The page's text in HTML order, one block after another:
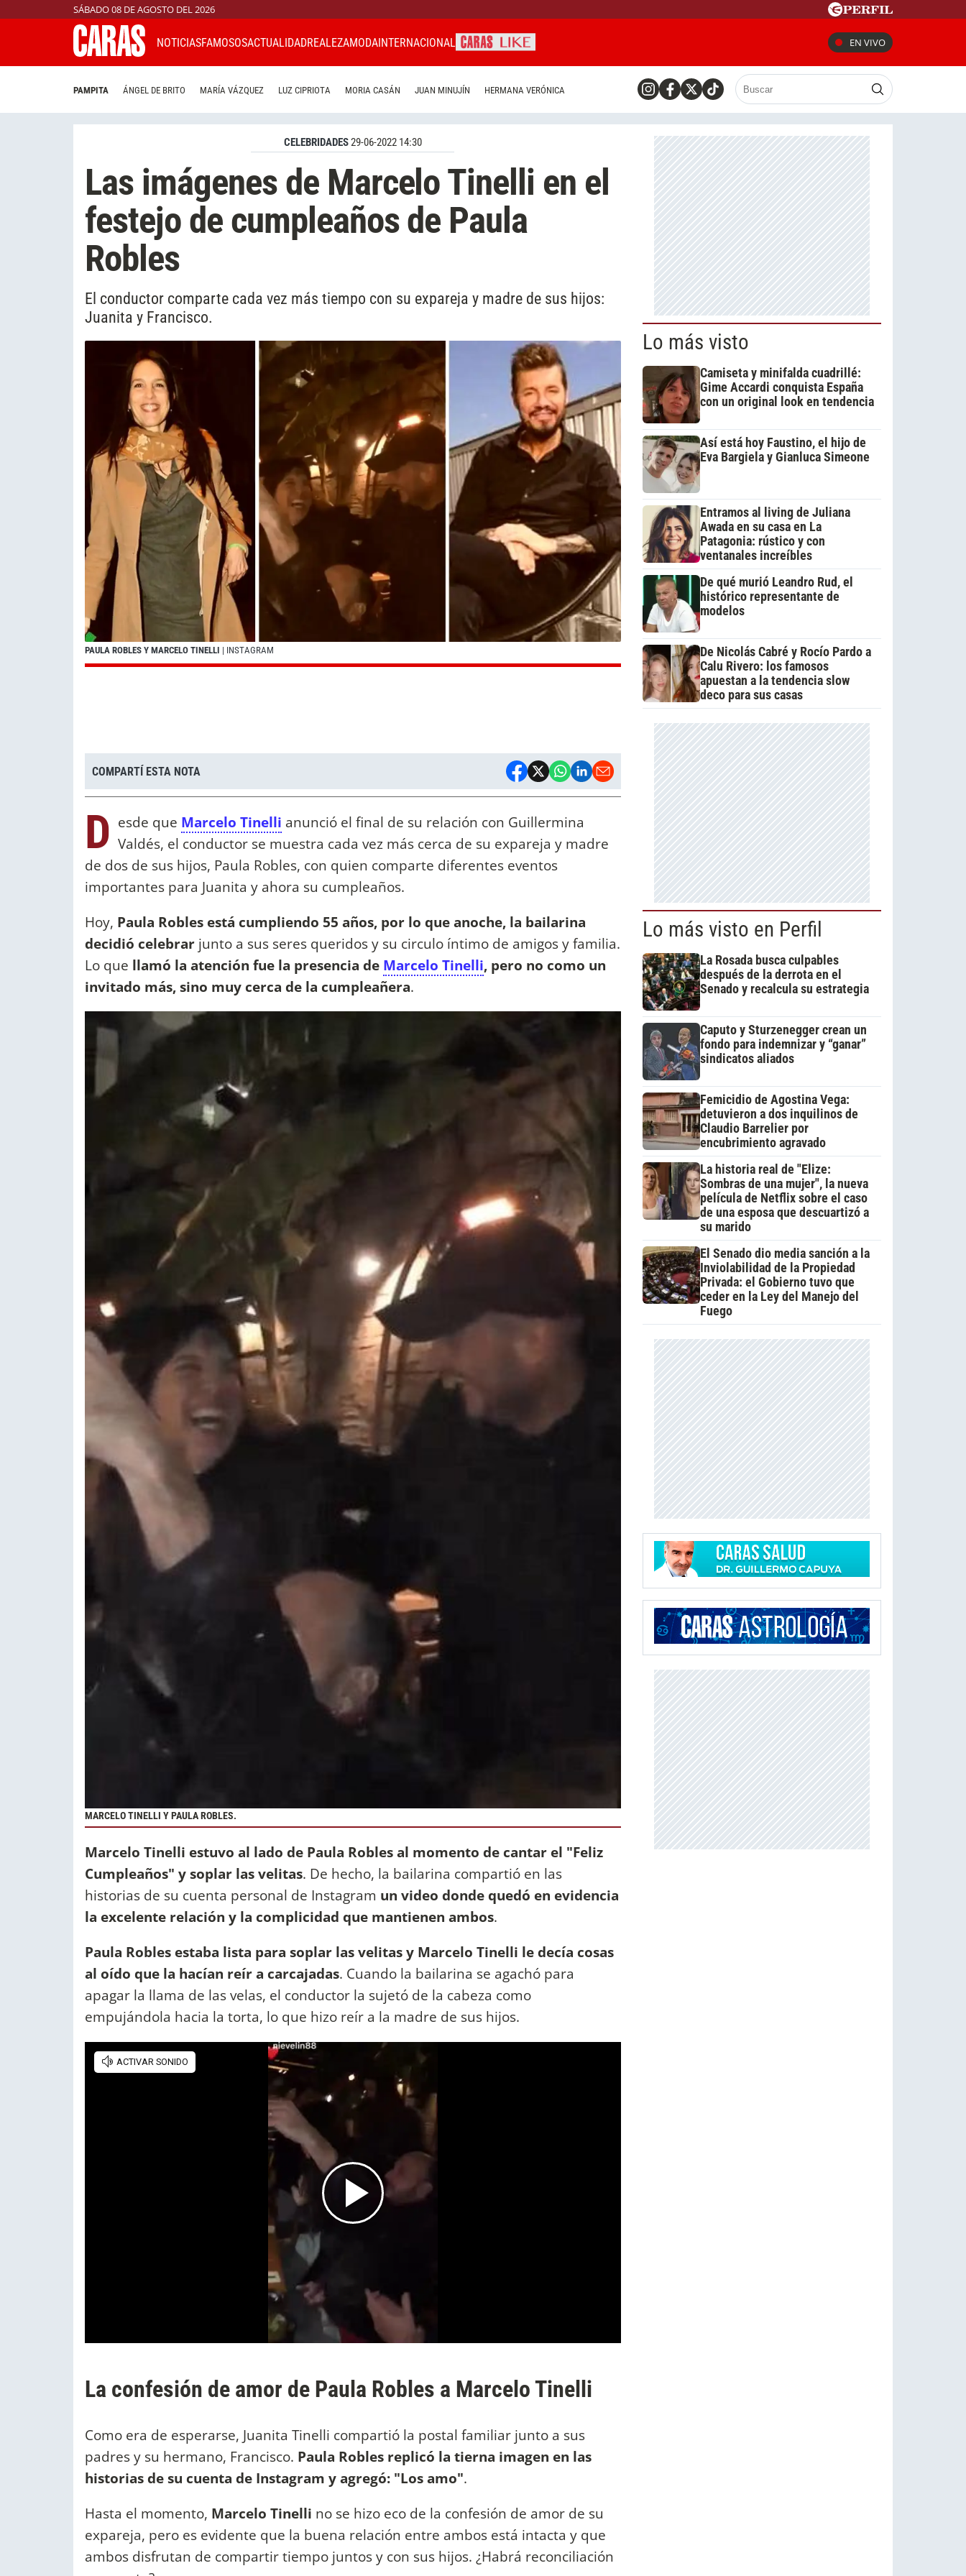
SÁBADO 08 DE AGOSTO DEL 2026
NOTICIASFAMOSOSACTUALIDADREALEZAMODAINTERNACIONAL EN VIVO
PAMPITA ÁNGEL DE BRITO MARÍA VÁZQUEZ LUZ CIPRIOTA MORIA CASÁN JUAN MINUJÍN HERMANA VERÓNICA
CELEBRIDADES29-06-2022 14:30
Las imágenes de Marcelo Tinelli en el
festejo de cumpleaños de Paula
Robles
El conductor comparte cada vez más tiempo con su expareja y madre de sus hijos:
Juanita y Francisco.
PAULA ROBLES Y MARCELO TINELLI | INSTAGRAM
COMPARTÍ ESTA NOTA
D esde que Marcelo Tinelli anunció el final de su relación con Guillermina
Valdés, el conductor se muestra cada vez más cerca de su expareja y madre
de dos de sus hijos, Paula Robles, con quien comparte diferentes eventos
importantes para Juanita y ahora su cumpleaños.
Hoy, Paula Robles está cumpliendo 55 años, por lo que anoche, la bailarina
decidió celebrar junto a sus seres queridos y su circulo íntimo de amigos y familia.
Lo que llamó la atención fue la presencia de Marcelo Tinelli, pero no como un
invitado más, sino muy cerca de la cumpleañera.
MARCELO TINELLI Y PAULA ROBLES.
Marcelo Tinelli estuvo al lado de Paula Robles al momento de cantar el "Feliz
Cumpleaños" y soplar las velitas. De hecho, la bailarina compartió en las
historias de su cuenta personal de Instagram un video donde quedó en evidencia
la excelente relación y la complicidad que mantienen ambos.
Paula Robles estaba lista para soplar las velitas y Marcelo Tinelli le decía cosas
al oído que la hacían reír a carcajadas. Cuando la bailarina se agachó para
apagar la llama de las velas, el conductor la sujetó de la cabeza como
empujándola hacia la torta, lo que hizo reír a la madre de sus hijos.
La confesión de amor de Paula Robles a Marcelo Tinelli
Como era de esperarse, Juanita Tinelli compartió la postal familiar junto a sus
padres y su hermano, Francisco. Paula Robles replicó la tierna imagen en las
historias de su cuenta de Instagram y agregó: "Los amo".
Hasta el momento, Marcelo Tinelli no se hizo eco de la confesión de amor de su
expareja, pero es evidente que la buena relación entre ambos está intacta y que
ambos disfrutan de compartir tiempo juntos y con sus hijos. ¿Habrá reconciliación
Lo más visto
Camiseta y minifalda cuadrillé:
Gime Accardi conquista España
con un original look en tendencia
Así está hoy Faustino, el hijo de
Eva Bargiela y Gianluca Simeone
Entramos al living de Juliana
Awada en su casa en La
Patagonia: rústico y con
ventanales increíbles
De qué murió Leandro Rud, el
histórico representante de
modelos
De Nicolás Cabré y Rocío Pardo a
Calu Rivero: los famosos
apuestan a la tendencia slow
deco para sus casas
Lo más visto en Perfil
La Rosada busca culpables
después de la derrota en el
Senado y recalcula su estrategia
Caputo y Sturzenegger crean un
fondo para indemnizar y “ganar”
sindicatos aliados
Femicidio de Agostina Vega:
detuvieron a dos inquilinos de
Claudio Barrelier por
encubrimiento agravado
La historia real de "Elize:
Sombras de una mujer", la nueva
película de Netflix sobre el caso
de una esposa que descuartizó a
su marido
El Senado dio media sanción a la
Inviolabilidad de la Propiedad
Privada: el Gobierno tuvo que
ceder en la Ley del Manejo del
Fuego